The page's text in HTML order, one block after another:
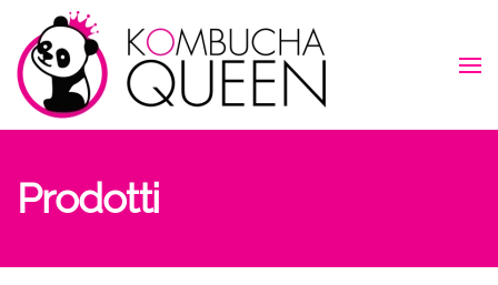
Skip to main content
Prodotti